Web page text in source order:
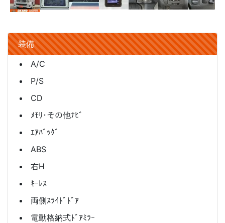
装備
A/C
P/S
CD
ﾒﾓﾘ･その他ﾅﾋﾞ
ｴｱﾊﾞｯｸﾞ
ABS
右H
ｷｰﾚｽ
両側ｽﾗｲﾄﾞﾄﾞｱ
電動格納式ﾄﾞｱﾐﾗｰ